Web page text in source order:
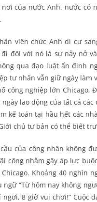
của nước Anh, nước có
viên chức Anh di cư
đôi với nó là sự nảy nở
qua đạo luật ấn định
tư nhân vẫn giữ ngày làm
công nghiệp lớn Chicago,
lao động của tất cả
kế toán tại hầu hết các
chủ tư bản có thể biết
của công nhân không
công nhằm gây áp lực
Khoảng 40 nghìn
“Từ hôm nay không
8 giờ vui chơi!” Cuộc